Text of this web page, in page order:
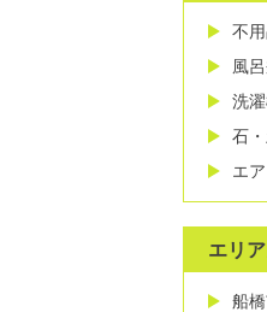
不
風
洗
石
エ
エリ
船